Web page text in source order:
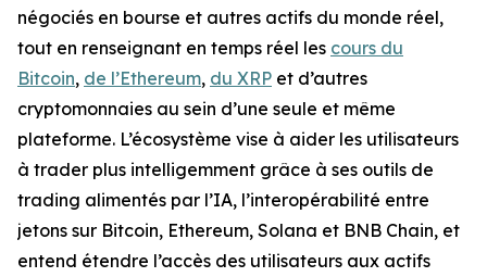
négociés en bourse et autres actifs du monde réel,
tout en renseignant en temps réel les cours du
Bitcoin, de l’Ethereum, du XRP et d’autres
cryptomonnaies au sein d’une seule et même
plateforme. L’écosystème vise à aider les utilisateurs
à trader plus intelligemment grâce à ses outils de
trading alimentés par l’IA, l’interopérabilité entre
jetons sur Bitcoin, Ethereum, Solana et BNB Chain, et
entend étendre l’accès des utilisateurs aux actifs